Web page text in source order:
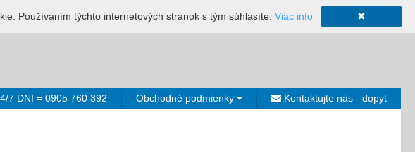
Registrácia Mapa stránky Výkup ložísk Neplatiči
7 DNI = 0905 760 392 Obchodné podmienky Kontaktujte nás - dopyt
✖
Používaním týchto internetových stránok s tým súhlasíte. Viac info